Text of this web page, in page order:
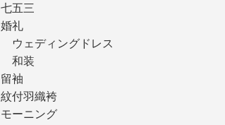
七五三
婚礼
ウェディングドレス
和装
留袖
紋付羽織袴
モーニング